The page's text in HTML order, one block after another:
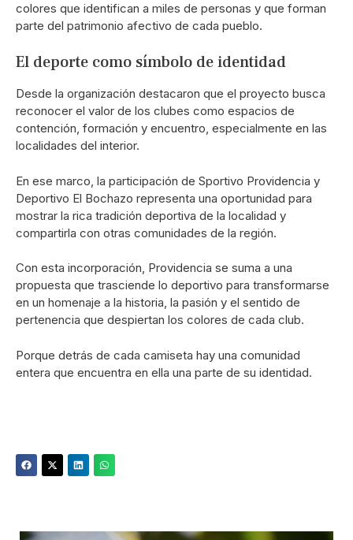
colores que identifican a miles de personas y que forman
parte del patrimonio afectivo de cada pueblo.
El deporte como símbolo de identidad
Desde la organización destacaron que el proyecto busca
reconocer el valor de los clubes como espacios de
contención, formación y encuentro, especialmente en las
localidades del interior.
En ese marco, la participación de Sportivo Providencia y
Deportivo El Bochazo representa una oportunidad para
mostrar la rica tradición deportiva de la localidad y
compartirla con otras comunidades de la región.
Con esta incorporación, Providencia se suma a una
propuesta que trasciende lo deportivo para transformarse
en un homenaje a la historia, la pasión y el sentido de
pertenencia que despiertan los colores de cada club.
Porque detrás de cada camiseta hay una comunidad
entera que encuentra en ella una parte de su identidad.